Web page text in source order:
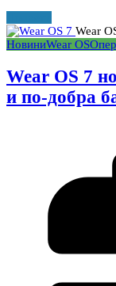
Wear
НовиниWear OS
Wear OS 7
и по-добра